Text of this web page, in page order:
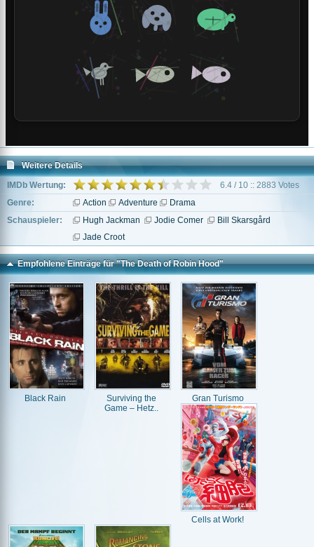
Weitere Details
IMDb Wertung:
6.4 / 10 :: 2883 Votes
Genre:
Action Adventure
Drama
Schauspieler:
Hugh Jackman Jodie Comer
Bill Skarsgård
Jade Croot
Empfohlene Einträge für "The Death of Robin Hood"
Black Rain
Surviving the
Game – Hetz..
Gran Turismo
Cells at Work!